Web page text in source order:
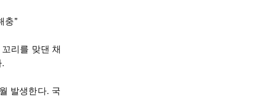
충"
리를 맞댄 채
발생한다. 국